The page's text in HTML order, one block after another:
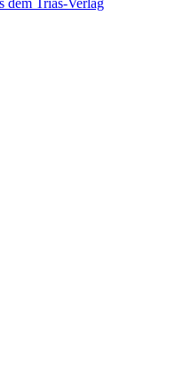
dem Trias-Verlag